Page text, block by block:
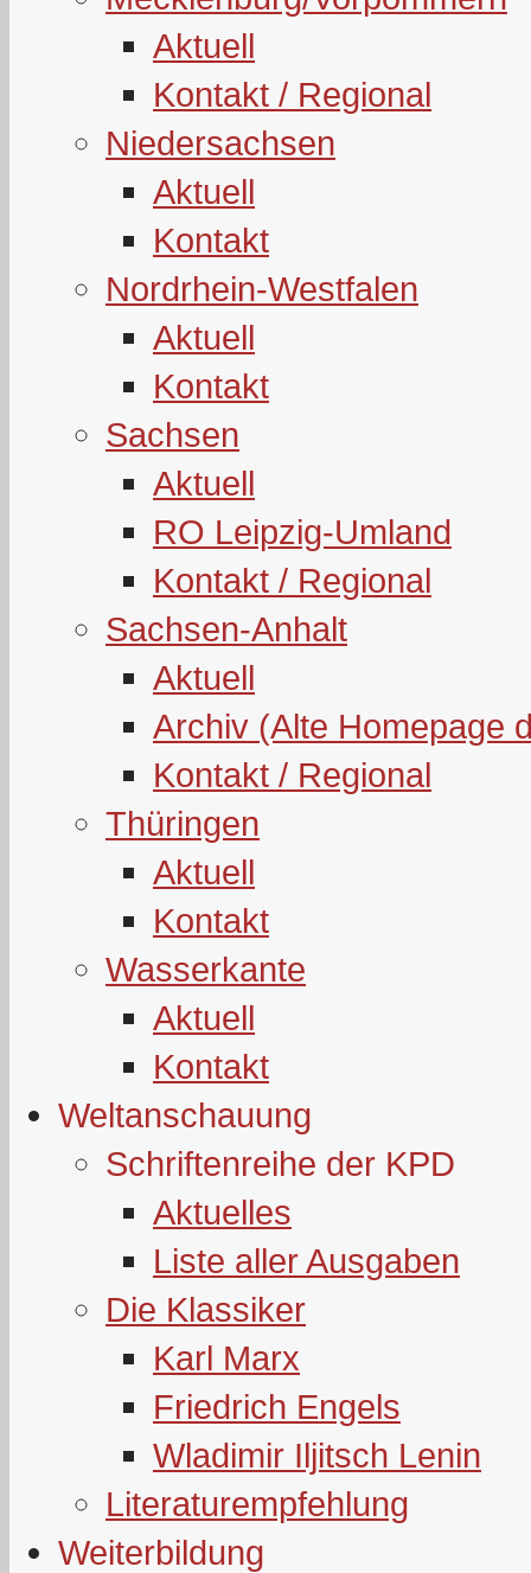
Aktuell
Kontakt / Regional
Niedersachsen
Aktuell
Kontakt
Nordrhein-Westfalen
Aktuell
Kontakt
Sachsen
Aktuell
RO Leipzig-Umland
Kontakt / Regional
Sachsen-Anhalt
Aktuell
Archiv (Alte Homepage
Kontakt / Regional
Thüringen
Aktuell
Kontakt
Wasserkante
Aktuell
Kontakt
Weltanschauung
Schriftenreihe der KPD
Aktuelles
Liste aller Ausgaben
Die Klassiker
Karl Marx
Friedrich Engels
Wladimir Iljitsch Lenin
Literaturempfehlung
Weiterbildung